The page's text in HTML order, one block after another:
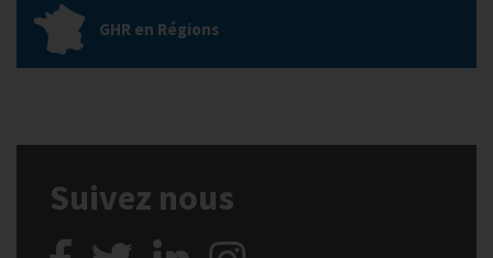
GHR en Régions
Suivez nous